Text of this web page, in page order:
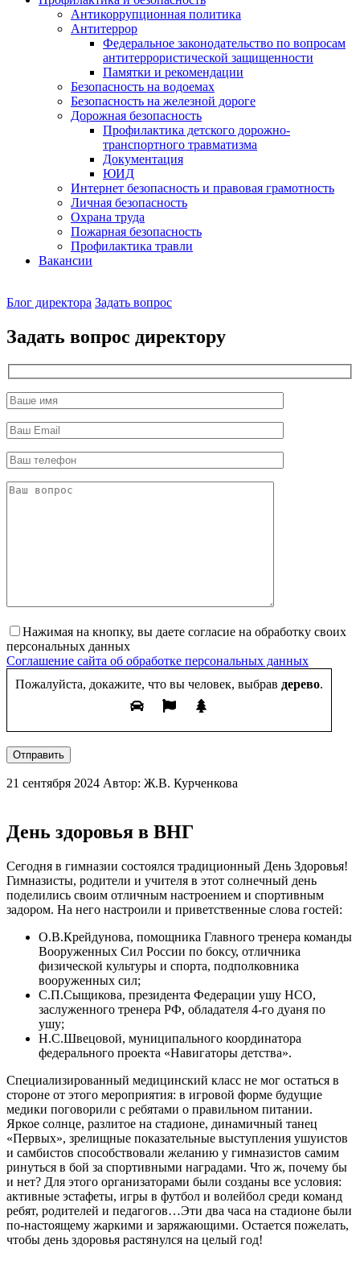
Антикоррупционная политика
Антитеррор
Федеральное законодательство по вопросам
антитеррористической защищенности
Памятки и рекомендации
Безопасность на водоемах
Безопасность на железной дороге
Дорожная безопасность
Профилактика детского дорожно-
транспортного травматизма
Документация
ЮИД
Интернет безопасность и правовая грамотность
Личная безопасность
Охрана труда
Пожарная безопасность
Профилактика травли
Вакансии
директор
Блог директора Задать вопрос
Задать вопрос директору
Нажимая на кнопку, вы даете согласие на обработку своих
персональных данных
Соглашение сайта об обработке персональных данных
Пожалуйста, докажите, что вы человек, выбрав дерево.
Отправить
21 сентября 2024 Автор: Ж.В. Курченкова
День здоровья в ВНГ
Сегодня в гимназии состоялся традиционный День Здоровья!
Гимназисты, родители и учителя в этот солнечный день
поделились своим отличным настроением и спортивным
задором. На него настроили и приветственные слова гостей:
О.В.Крейдунова, помощника Главного тренера команды
Вооруженных Сил России по боксу, отличника
физической культуры и спорта, подполковника
вооруженных сил;
С.П.Сыщикова, президента Федерации ушу НСО,
заслуженного тренера РФ, обладателя 4-го дуаня по
ушу;
Н.С.Швецовой, муниципального координатора
федерального проекта «Навигаторы детства».
Специализированный медицинский класс не мог остаться в
стороне от этого мероприятия: в игровой форме будущие
медики поговорили с ребятами о правильном питании.
Яркое солнце, разлитое на стадионе, динамичный танец
«Первых», зрелищные показательные выступления ушуистов
и самбистов способствовали желанию у гимназистов самим
ринуться в бой за спортивными наградами. Что ж, почему бы
и нет? Для этого организаторами были созданы все условия:
активные эстафеты, игры в футбол и волейбол среди команд
ребят, родителей и педагогов…Эти два часа на стадионе были
по-настоящему жаркими и заряжающими. Остается пожелать,
чтобы день здоровья растянулся на целый год!